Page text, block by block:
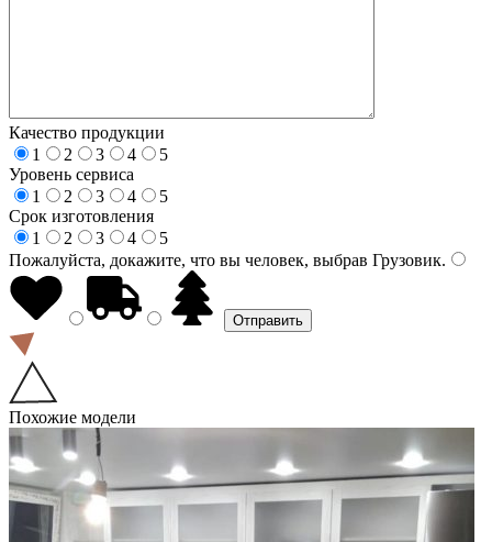
Качество продукции
1
2 3 4
5
Уровень сервиса
1
2 3 4
5
Срок изготовления
1
2 3 4
5
Пожалуйста, докажите, что вы человек, выбрав Грузовик.
Похожие модели